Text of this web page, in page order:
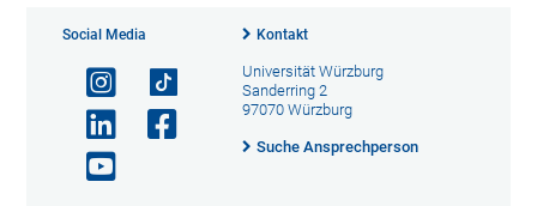
Social Media Kontakt
Universität Würzburg
Sanderring 2
97070 Würzburg
Suche Ansprechperson